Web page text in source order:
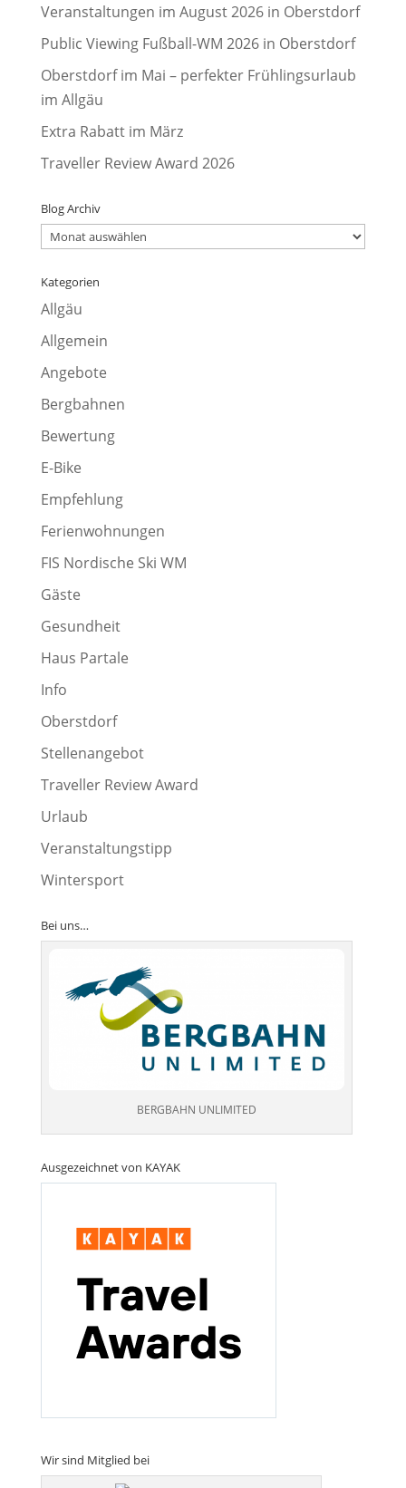
Veranstaltungen im August 2026 in Oberstdorf
Public Viewing Fußball-WM 2026 in Oberstdorf
Oberstdorf im Mai – perfekter Frühlingsurlaub
im Allgäu
Extra Rabatt im März
Traveller Review Award 2026
Blog Archiv
Blog
Kategorien
Allgäu
Allgemein
Angebote
Bergbahnen
Bewertung
E-Bike
Empfehlung
Ferienwohnungen
FIS Nordische Ski WM
Gäste
Gesundheit
Haus Partale
Info
Oberstdorf
Stellenangebot
Traveller Review Award
Urlaub
Veranstaltungstipp
Wintersport
Bei uns…
BERGBAHN UNLIMITED
Ausgezeichnet von KAYAK
Wir sind Mitglied bei